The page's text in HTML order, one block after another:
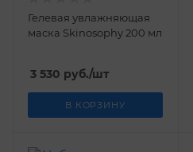
Гелевая увлажняющая
маска Skinosophy 200 мл
3 530 руб./шт
В КОРЗИНУ